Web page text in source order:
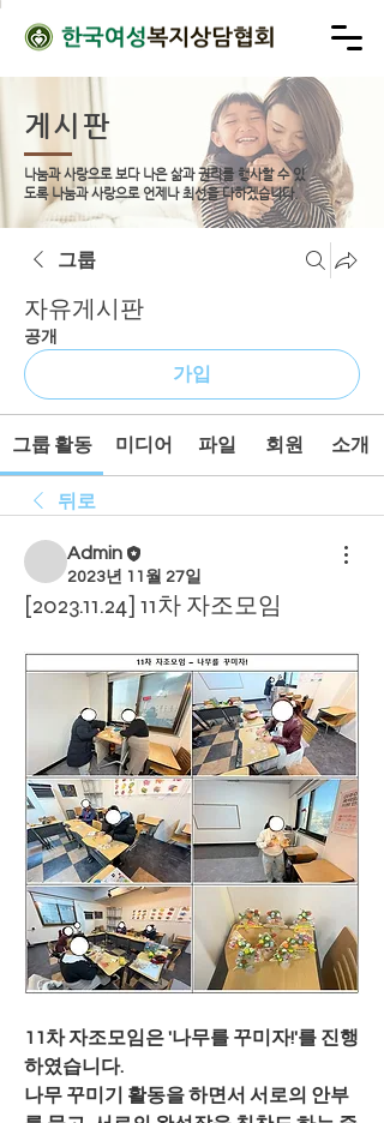
게시판
나눔과 사랑으로 보다 나은 삶과 권리를 행사할 수 있
도록 나눔과 사랑으로 언제나 최선을 다하겠습니다.
그룹
자유게시판
공개
가입
그룹 활동 미디어 파일 회원 소개
뒤로
Admin
2023년 11월 27일
[2023.11.24] 11차 자조모임
11차 자조모임은 '나무를 꾸미자!'를 진행
하였습니다.
나무 꾸미기 활동을 하면서 서로의 안부